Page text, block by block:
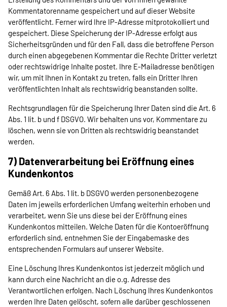
Kommentatorenname gespeichert und auf dieser Website
veröffentlicht. Ferner wird Ihre IP-Adresse mitprotokolliert und
gespeichert. Diese Speicherung der IP-Adresse erfolgt aus
Sicherheitsgründen und für den Fall, dass die betroffene Person
durch einen abgegebenen Kommentar die Rechte Dritter verletzt
oder rechtswidrige Inhalte postet. Ihre E-Mailadresse benötigen
wir, um mit Ihnen in Kontakt zu treten, falls ein Dritter Ihren
veröffentlichten Inhalt als rechtswidrig beanstanden sollte.
Rechtsgrundlagen für die Speicherung Ihrer Daten sind die Art. 6
Abs. 1 lit. b und f DSGVO. Wir behalten uns vor, Kommentare zu
löschen, wenn sie von Dritten als rechtswidrig beanstandet
werden.
7) Datenverarbeitung bei Eröffnung eines
Kundenkontos
Gemäß Art. 6 Abs. 1 lit. b DSGVO werden personenbezogene
Daten im jeweils erforderlichen Umfang weiterhin erhoben und
verarbeitet, wenn Sie uns diese bei der Eröffnung eines
Kundenkontos mitteilen. Welche Daten für die Kontoeröffnung
erforderlich sind, entnehmen Sie der Eingabemaske des
entsprechenden Formulars auf unserer Website.
Eine Löschung Ihres Kundenkontos ist jederzeit möglich und
kann durch eine Nachricht an die o.g. Adresse des
Verantwortlichen erfolgen. Nach Löschung Ihres Kundenkontos
werden Ihre Daten gelöscht, sofern alle darüber geschlossenen